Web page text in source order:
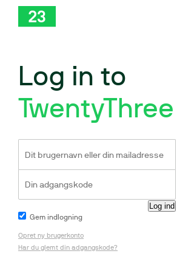
Log in to
TwentyThree
Gem indlogning
Opret ny brugerkonto
Har du glemt din adgangskode?